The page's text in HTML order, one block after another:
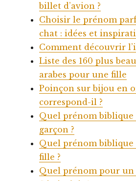
billet d’avion ?
Choisir le prénom
chat : idées et
Comment découvrir
Liste des 160 plus
arabes pour une fille
Poinçon sur bijou en
correspond-il ?
Quel prénom biblique
garçon ?
Quel prénom biblique
fille ?
Quel prénom pour